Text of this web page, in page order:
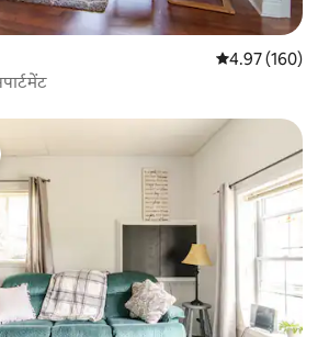
औसत रेटिंग 5 में से
4.97 (160)